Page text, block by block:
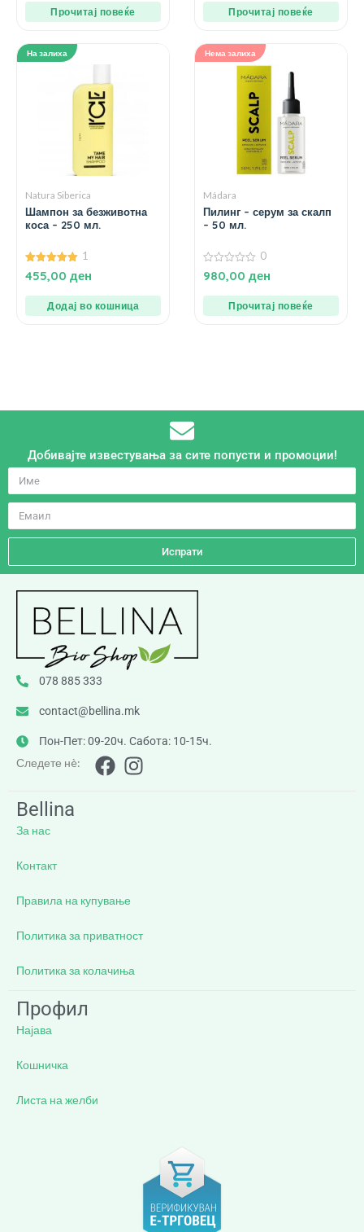
Прочитај повеќе Прочитај повеќе
На залиха
Natura Siberica
Шампон за безживотна
коса – 250 мл.
5.00
од 5
1
455,00 ден
Додај во кошница
Нема залиха
Mádara
Пилинг – серум за скалп
– 50 мл.
0
од
0
980,00 ден
Прочитај повеќе
Добивајте известувања за сите попусти и промоции!
Испрати
078 885 333
contact@bellina.mk
Пон-Пет: 09-20ч. Сабота: 10-15ч.
Следете нè:
Bellina
За нас
Контакт
Правила на купување
Политика за приватност
Политика за колачиња
Профил
Најава
Кошничка
Листа на желби